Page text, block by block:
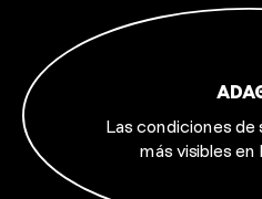
Las condiciones de
más visibles